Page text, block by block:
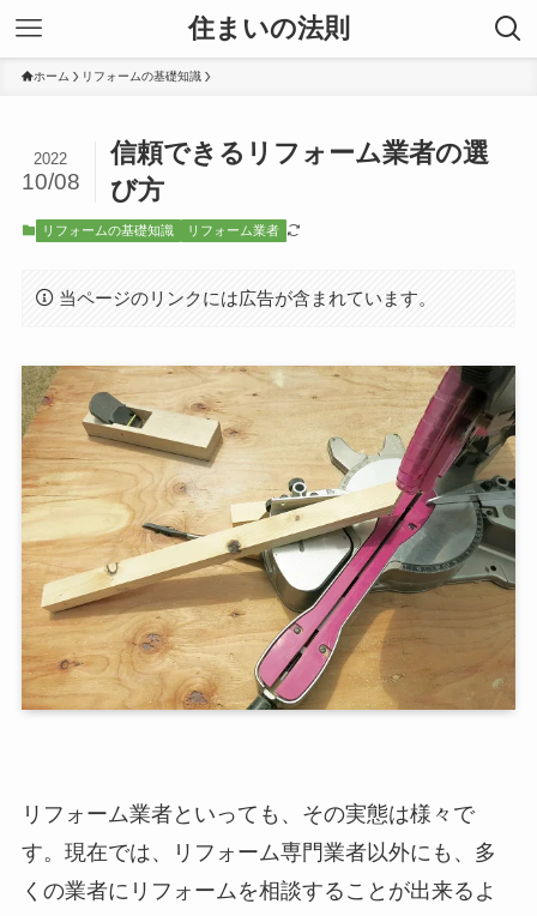
住まいの法則
ホーム リフォームの基礎知識
信頼できるリフォーム業者の選
び方
2022
10/08
リフォームの基礎知識 リフォーム業者
当ページのリンクには広告が含まれています。
リフォーム業者といっても、その実態は様々で
す。現在では、リフォーム専門業者以外にも、多
くの業者にリフォームを相談することが出来るよ